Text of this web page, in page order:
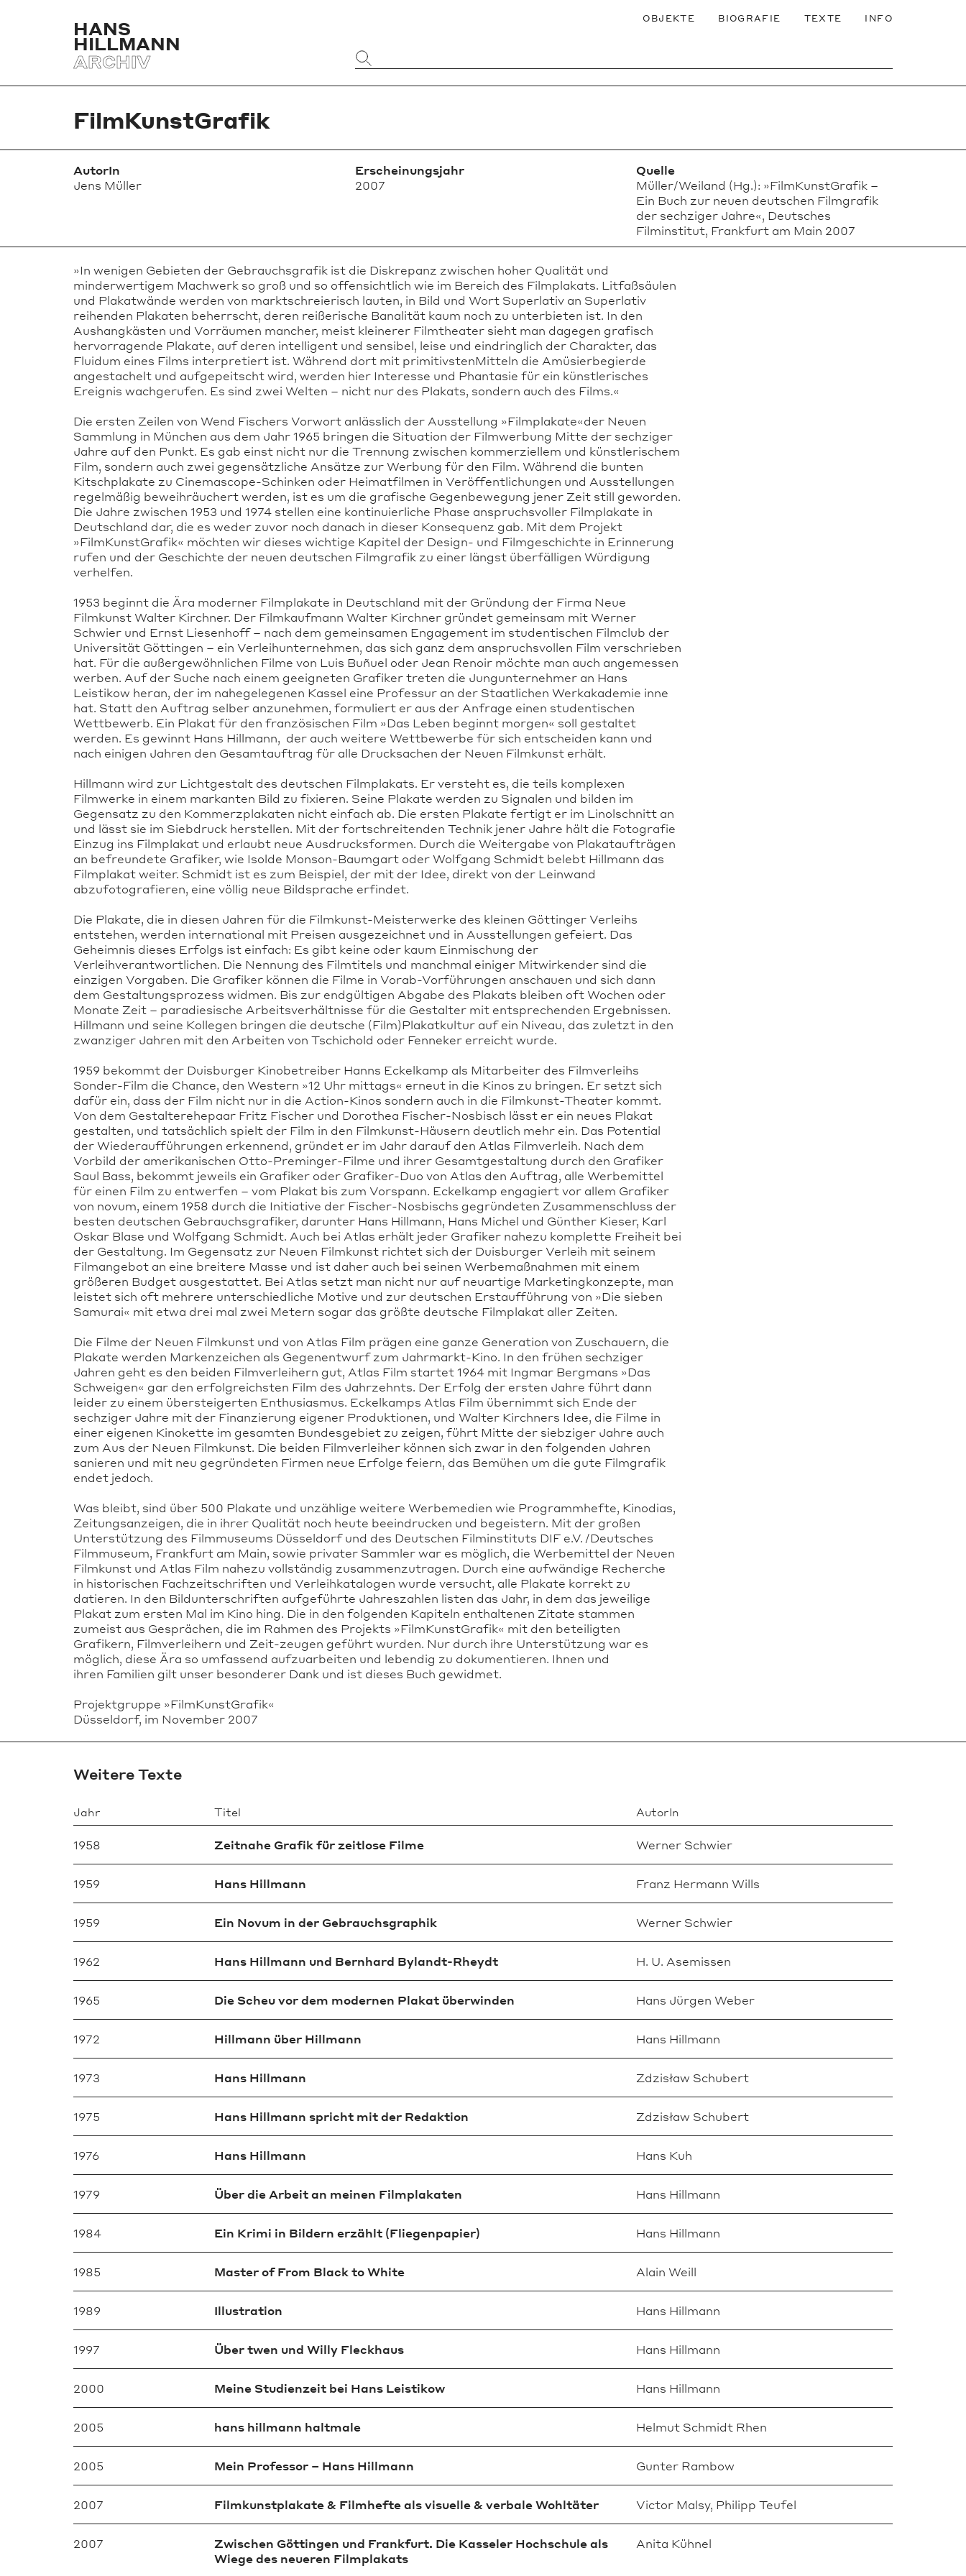
OBJEKTE BIOGRAFIE TEXTE INFO
HANS
HILLMANN
ARCHIV
Website
durchsuchen
FilmKunstGrafik
AutorIn
Jens Müller
Erscheinungsjahr
2007
Quelle
Müller/Weiland (Hg.): »FilmKunstGrafik –
Ein Buch zur neuen deutschen Filmgrafik
der sechziger Jahre«, Deutsches
Filminstitut, Frankfurt am Main 2007
»In wenigen Gebieten der Gebrauchsgrafik ist die Diskrepanz zwischen hoher Qualität und
minderwertigem Machwerk so groß und so offensichtlich wie im Bereich des Filmplakats. Litfaßsäulen
und Plakatwände werden von marktschreierisch lauten, in Bild und Wort Superlativ an Superlativ
reihenden Plakaten beherrscht, deren reißerische Banalität kaum noch zu unterbieten ist. In den
Aushangkästen und Vorräumen mancher, meist kleinerer Filmtheater sieht man dagegen grafisch
hervorragende Plakate, auf deren intelligent und sensibel, leise und eindringlich der Charakter, das
Fluidum eines Films interpretiert ist. Während dort mit primitivstenMitteln die Amüsierbegierde
angestachelt und aufgepeitscht wird, werden hier Interesse und Phantasie für ein künstlerisches
Ereignis wachgerufen. Es sind zwei Welten – nicht nur des Plakats, sondern auch des Films.«
Die ersten Zeilen von Wend Fischers Vorwort anlässlich der Ausstellung »Filmplakate«der Neuen
Sammlung in München aus dem Jahr 1965 bringen die Situation der Filmwerbung Mitte der sechziger
Jahre auf den Punkt. Es gab einst nicht nur die Trennung zwischen kommerziellem und künstlerischem
Film, sondern auch zwei gegensätzliche Ansätze zur Werbung für den Film. Während die bunten
Kitschplakate zu Cinemascope-Schinken oder Heimatfilmen in Veröffentlichungen und Ausstellungen
regelmäßig beweihräuchert werden, ist es um die grafische Gegenbewegung jener Zeit still geworden.
Die Jahre zwischen 1953 und 1974 stellen eine kontinuierliche Phase anspruchsvoller Filmplakate in
Deutschland dar, die es weder zuvor noch danach in dieser Konsequenz gab. Mit dem Projekt
»FilmKunstGrafik« möchten wir dieses wichtige Kapitel der Design- und Filmgeschichte in Erinnerung
rufen und der Geschichte der neuen deutschen Filmgrafik zu einer längst überfälligen Würdigung
verhelfen.
1953 beginnt die Ära moderner Filmplakate in Deutschland mit der Gründung der Firma Neue
Filmkunst Walter Kirchner. Der Filmkaufmann Walter Kirchner gründet gemeinsam mit Werner
Schwier und Ernst Liesenhoff – nach dem gemeinsamen Engagement im studentischen Filmclub der
Universität Göttingen – ein Verleihunternehmen, das sich ganz dem anspruchsvollen Film verschrieben
hat. Für die außergewöhnlichen Filme von Luis Buñuel oder Jean Renoir möchte man auch angemessen
werben. Auf der Suche nach einem geeigneten Grafiker treten die Jungunternehmer an Hans
Leistikow heran, der im nahegelegenen Kassel eine Professur an der Staatlichen Werkakademie inne
hat. Statt den Auftrag selber anzunehmen, formuliert er aus der Anfrage einen studentischen
Wettbewerb. Ein Plakat für den französischen Film »Das Leben beginnt morgen« soll gestaltet
werden. Es gewinnt Hans Hillmann, der auch weitere Wettbewerbe für sich entscheiden kann und
nach einigen Jahren den Gesamtauftrag für alle Drucksachen der Neuen Filmkunst erhält.
Hillmann wird zur Lichtgestalt des deutschen Filmplakats. Er versteht es, die teils komplexen
Filmwerke in einem markanten Bild zu fixieren. Seine Plakate werden zu Signalen und bilden im
Gegensatz zu den Kommerzplakaten nicht einfach ab. Die ersten Plakate fertigt er im Linolschnitt an
und lässt sie im Siebdruck herstellen. Mit der fortschreitenden Technik jener Jahre hält die Fotografie
Einzug ins Filmplakat und erlaubt neue Ausdrucksformen. Durch die Weitergabe von Plakataufträgen
an befreundete Grafiker, wie Isolde Monson-Baumgart oder Wolfgang Schmidt belebt Hillmann das
Filmplakat weiter. Schmidt ist es zum Beispiel, der mit der Idee, direkt von der Leinwand
abzufotografieren, eine völlig neue Bildsprache erfindet.
Die Plakate, die in diesen Jahren für die Filmkunst-Meisterwerke des kleinen Göttinger Verleihs
entstehen, werden international mit Preisen ausgezeichnet und in Ausstellungen gefeiert. Das
Geheimnis dieses Erfolgs ist einfach: Es gibt keine oder kaum Einmischung der
Verleihverantwortlichen. Die Nennung des Filmtitels und manchmal einiger Mitwirkender sind die
einzigen Vorgaben. Die Grafiker können die Filme in Vorab-Vorführungen anschauen und sich dann
dem Gestaltungsprozess widmen. Bis zur endgültigen Abgabe des Plakats bleiben oft Wochen oder
Monate Zeit – paradiesische Arbeitsverhältnisse für die Gestalter mit entsprechenden Ergebnissen.
Hillmann und seine Kollegen bringen die deutsche (Film)Plakatkultur auf ein Niveau, das zuletzt in den
zwanziger Jahren mit den Arbeiten von Tschichold oder Fenneker erreicht wurde.
1959 bekommt der Duisburger Kinobetreiber Hanns Eckelkamp als Mitarbeiter des Filmverleihs
Sonder-Film die Chance, den Western »12 Uhr mittags« erneut in die Kinos zu bringen. Er setzt sich
dafür ein, dass der Film nicht nur in die Action-Kinos sondern auch in die Filmkunst-Theater kommt.
Von dem Gestalterehepaar Fritz Fischer und Dorothea Fischer-Nosbisch lässt er ein neues Plakat
gestalten, und tatsächlich spielt der Film in den Filmkunst-Häusern deutlich mehr ein. Das Potential
der Wiederaufführungen erkennend, gründet er im Jahr darauf den Atlas Filmverleih. Nach dem
Vorbild der amerikanischen Otto-Preminger-Filme und ihrer Gesamtgestaltung durch den Grafiker
Saul Bass, bekommt jeweils ein Grafiker oder Grafiker-Duo von Atlas den Auftrag, alle Werbemittel
für einen Film zu entwerfen – vom Plakat bis zum Vorspann. Eckelkamp engagiert vor allem Grafiker
von novum, einem 1958 durch die Initiative der Fischer-Nosbischs gegründeten Zusammenschluss der
besten deutschen Gebrauchsgrafiker, darunter Hans Hillmann, Hans Michel und Günther Kieser, Karl
Oskar Blase und Wolfgang Schmidt. Auch bei Atlas erhält jeder Grafiker nahezu komplette Freiheit bei
der Gestaltung. Im Gegensatz zur Neuen Filmkunst richtet sich der Duisburger Verleih mit seinem
Filmangebot an eine breitere Masse und ist daher auch bei seinen Werbemaßnahmen mit einem
größeren Budget ausgestattet. Bei Atlas setzt man nicht nur auf neuartige Marketingkonzepte, man
leistet sich oft mehrere unterschiedliche Motive und zur deutschen Erstaufführung von »Die sieben
Samurai« mit etwa drei mal zwei Metern sogar das größte deutsche Filmplakat aller Zeiten.
Die Filme der Neuen Filmkunst und von Atlas Film prägen eine ganze Generation von Zuschauern, die
Plakate werden Markenzeichen als Gegenentwurf zum Jahrmarkt-Kino. In den frühen sechziger
Jahren geht es den beiden Filmverleihern gut, Atlas Film startet 1964 mit Ingmar Bergmans »Das
Schweigen« gar den erfolgreichsten Film des Jahrzehnts. Der Erfolg der ersten Jahre führt dann
leider zu einem übersteigerten Enthusiasmus. Eckelkamps Atlas Film übernimmt sich Ende der
sechziger Jahre mit der Finanzierung eigener Produktionen, und Walter Kirchners Idee, die Filme in
einer eigenen Kinokette im gesamten Bundesgebiet zu zeigen, führt Mitte der siebziger Jahre auch
zum Aus der Neuen Filmkunst. Die beiden Filmverleiher können sich zwar in den folgenden Jahren
sanieren und mit neu gegründeten Firmen neue Erfolge feiern, das Bemühen um die gute Filmgrafik
endet jedoch.
Was bleibt, sind über 500 Plakate und unzählige weitere Werbemedien wie Programmhefte, Kinodias,
Zeitungsanzeigen, die in ihrer Qualität noch heute beeindrucken und begeistern. Mit der großen
Unterstützung des Filmmuseums Düsseldorf und des Deutschen Filminstituts DIF e.V. /Deutsches
Filmmuseum, Frankfurt am Main, sowie privater Sammler war es möglich, die Werbemittel der Neuen
Filmkunst und Atlas Film nahezu vollständig zusammenzutragen. Durch eine aufwändige Recherche
in historischen Fachzeitschriften und Verleihkatalogen wurde versucht, alle Plakate korrekt zu
datieren. In den Bildunterschriften aufgeführte Jahreszahlen listen das Jahr, in dem das jeweilige
Plakat zum ersten Mal im Kino hing. Die in den folgenden Kapiteln enthaltenen Zitate stammen
zumeist aus Gesprächen, die im Rahmen des Projekts »FilmKunstGrafik« mit den beteiligten
Grafikern, Filmverleihern und Zeit-zeugen geführt wurden. Nur durch ihre Unterstützung war es
möglich, diese Ära so umfassend aufzuarbeiten und lebendig zu dokumentieren. Ihnen und
ihren Familien gilt unser besonderer Dank und ist dieses Buch gewidmet.
Projektgruppe »FilmKunstGrafik«
Düsseldorf, im November 2007
Weitere Texte
Jahr Titel AutorIn
1958 Zeitnahe Grafik für zeitlose Filme Werner Schwier
1959 Hans Hillmann Franz Hermann Wills
1959 Ein Novum in der Gebrauchsgraphik Werner Schwier
1962 Hans Hillmann und Bernhard Bylandt-Rheydt H. U. Asemissen
1965 Die Scheu vor dem modernen Plakat überwinden Hans Jürgen Weber
1972 Hillmann über Hillmann Hans Hillmann
1973 Hans Hillmann Zdzisław Schubert
1975 Hans Hillmann spricht mit der Redaktion Zdzisław Schubert
1976 Hans Hillmann Hans Kuh
1979 Über die Arbeit an meinen Filmplakaten Hans Hillmann
1984 Ein Krimi in Bildern erzählt (Fliegenpapier) Hans Hillmann
1985 Master of From Black to White Alain Weill
1989 Illustration Hans Hillmann
1997 Über twen und Willy Fleckhaus Hans Hillmann
2000 Meine Studienzeit bei Hans Leistikow Hans Hillmann
2005 hans hillmann haltmale Helmut Schmidt Rhen
2005 Mein Professor – Hans Hillmann Gunter Rambow
2007 Filmkunstplakate & Filmhefte als visuelle & verbale Wohltäter Victor Malsy, Philipp Teufel
2007
Zwischen Göttingen und Frankfurt. Die Kasseler Hochschule als
Wiege des neueren Filmplakats
Anita Kühnel